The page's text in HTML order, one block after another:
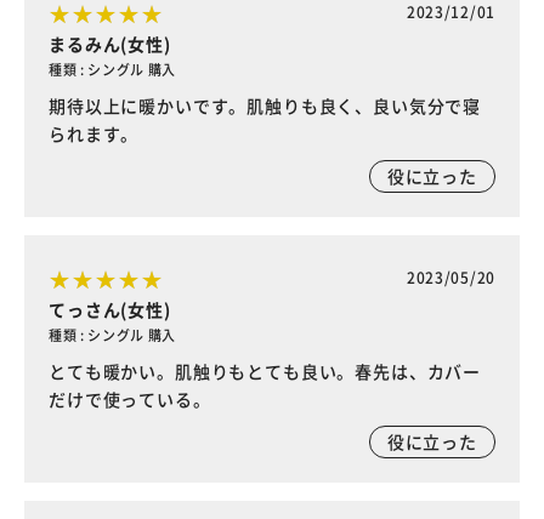
2023/12/01
まるみん(女性)
種類 : シングル 購入
期待以上に暖かいです。肌触りも良く、良い気分で寝
られます。
役に立った
2023/05/20
てっさん(女性)
種類 : シングル 購入
とても暖かい。肌触りもとても良い。春先は、カバー
だけで使っている。
役に立った